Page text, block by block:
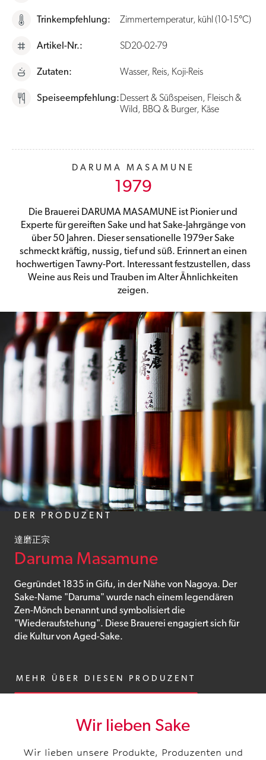
Trinkempfehlung: Zimmertemperatur, kühl (10-15°C)
Artikel-Nr.: SD20-02-79
Zutaten: Wasser, Reis, Koji-Reis
Speiseempfehlung:Dessert & Süßspeisen, Fleisch &
Wild, BBQ & Burger, Käse
DARUMA MASAMUNE
1979
Die Brauerei DARUMA MASAMUNE ist Pionier und
Experte für gereiften Sake und hat Sake-Jahrgänge von
über 50 Jahren. Dieser sensationelle 1979er Sake
schmeckt kräftig, nussig, tief und süß. Erinnert an einen
hochwertigen Tawny-Port. Interessant festzustellen, dass
Weine aus Reis und Trauben im Alter Ähnlichkeiten
zeigen.
DER PRODUZENT
達磨正宗
Daruma Masamune
Gegründet 1835 in Gifu, in der Nähe von Nagoya. Der
Sake-Name "Daruma" wurde nach einem legendären
Zen-Mönch benannt und symbolisiert die
"Wiederaufstehung". Diese Brauerei engagiert sich für
die Kultur von Aged-Sake.
MEHR ÜBER DIESEN PRODUZENT
Wir lieben Sake
Wir lieben unsere Produkte, Produzenten und